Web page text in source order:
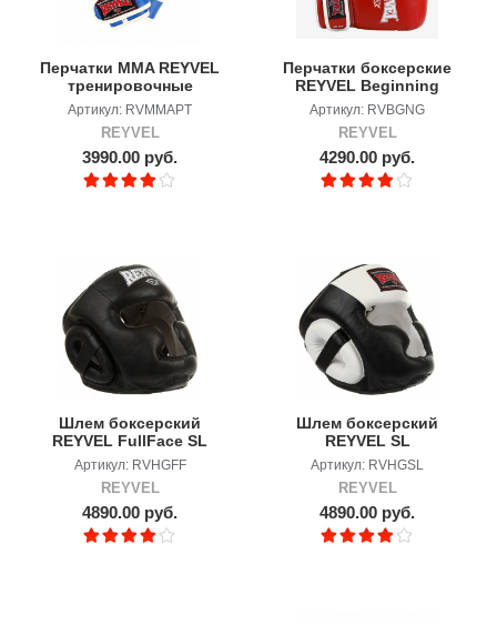
Перчатки MMA REYVEL
тренировочные
Артикул: RVMMAPT
REYVEL
3990.00 руб.
Перчатки боксерские
REYVEL Beginning
Артикул: RVBGNG
REYVEL
4290.00 руб.
Шлем боксерский
REYVEL FullFace SL
Артикул: RVHGFF
REYVEL
4890.00 руб.
Шлем боксерский
REYVEL SL
Артикул: RVHGSL
REYVEL
4890.00 руб.